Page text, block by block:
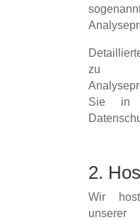
zu
Sie in
2.
Wir